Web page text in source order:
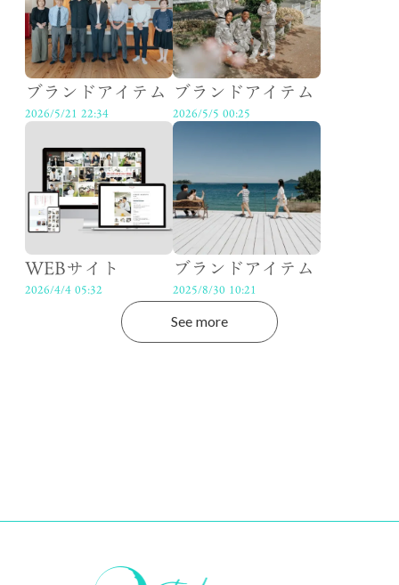
ブランドアイテム
2026/5/21 22:34
ブランドアイテム
2026/5/5 00:25
WEBサイト
2026/4/4 05:32
ブランドアイテム
2025/8/30 10:21
See more